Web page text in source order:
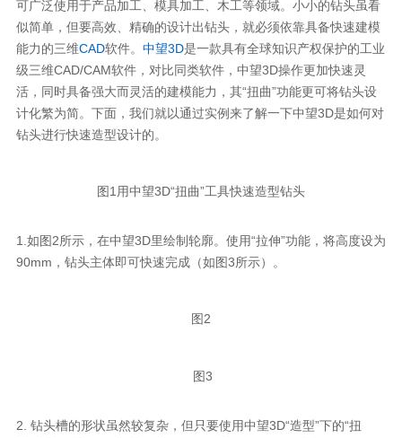
可广泛使用于产品加工、模具加工、木工等领域。小小的钻头虽看
似简单，但要高效、精确的设计出钻头，就必须依靠具备快速建模
能力的三维CAD软件。 中望3D是一款具有全球知识产权保护的工业
级三维CAD/CAM软件，对比同类软件，中望3D操作更加快速灵
活，同时具备强大而灵活的建模能力，其“扭曲”功能更可将钻头设
计化繁为简。下面，我们就以通过实例来了解一下中望3D是如何对
钻头进行快速造型设计的。
图1用中望3D“扭曲”工具快速造型钻头
1.如图2所示，在中望3D里绘制轮廓。使用“拉伸”功能，将高度设为
90mm，钻头主体即可快速完成（如图3所示）。
图2
图3
2. 钻头槽的形状虽然较复杂，但只要使用中望3D“造型”下的“扭